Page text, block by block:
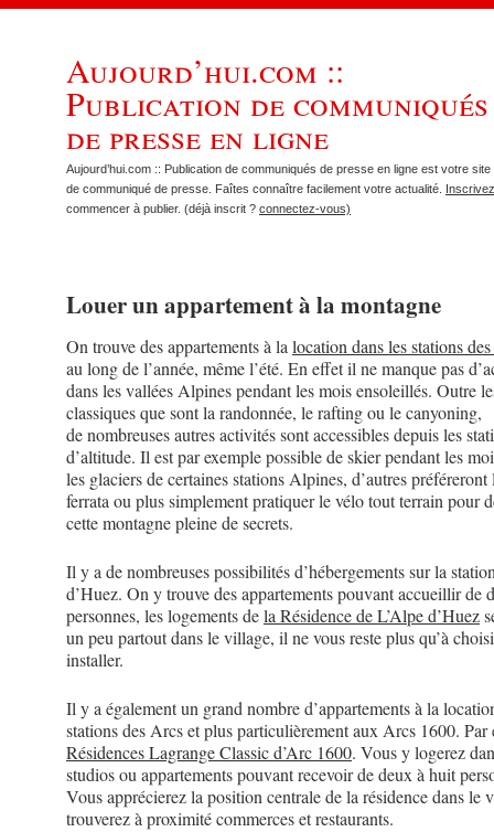
Aujourd’hui.com ::
Publication de communiqués
de presse en ligne
Aujourd’hui.com :: Publication de communiqués de presse en ligne est votre site
de communiqué de presse. Faîtes connaître facilement votre actualité.
commencer à publier. (déjà inscrit ? connectez-vous)
Louer un appartement à la montagne
On trouve des appartements à lalocation dans les stations
au long de l’année, même l’été. En effet il ne manque pas
dans les vallées Alpines pendant les mois ensoleillés. Outre
classiques que sont la randonnée, le rafting ou le canyoning,
de nombreuses autres activités sont accessibles depuis les
d’altitude. Il est par exemple possible de skier pendant les
les glaciers de certaines stations Alpines, d’autres préféreront
ferrata ou plus simplement pratiquer le vélo tout terrain pour
cette montagne pleine de secrets.
Il y a de nombreuses possibilités d’hébergements sur la
d’Huez. On y trouve des appartements pouvant accueillir de
personnes, les logements dela Résidence de L’Alpe d’Huez
un peu partout dans le village, il ne vous reste plus qu’à
installer.
Il y a également un grand nombre d’appartements à la
stations des Arcs et plus particulièrement aux Arcs 1600.
Résidences Lagrange Classic d’Arc 1600. Vous y logerez
studios ou appartements pouvant recevoir de deux à huit
Vous apprécierez la position centrale de la résidence dans le
trouverez à proximité commerces et restaurants.